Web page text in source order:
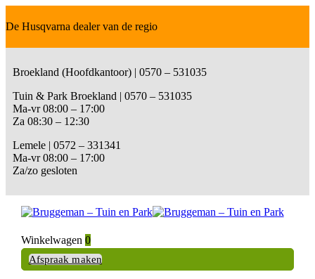
De Husqvarna dealer van de regio
Broekland (Hoofdkantoor) | 0570 – 531035
Tuin & Park Broekland | 0570 – 531035
Ma-vr 08:00 – 17:00
Za 08:30 – 12:30
Lemele | 0572 – 331341
Ma-vr 08:00 – 17:00
Za/zo gesloten
Winkelwagen 0
Afspraak maken